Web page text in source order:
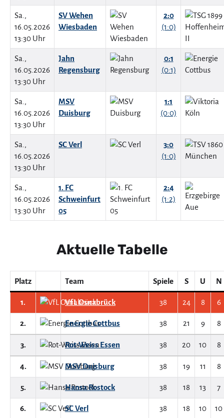
Sa.,
16.05.2026
13:30 Uhr
SV Wehen
Wiesbaden
2:0
(1:0)
Sa.,
16.05.2026
13:30 Uhr
Jahn
Regensburg
0:1
(0:1)
Sa.,
16.05.2026
13:30 Uhr
MSV
Duisburg
1:1
(0:0)
Sa.,
16.05.2026
13:30 Uhr
SC Verl
3:0
(1:0)
Sa.,
16.05.2026
13:30 Uhr
1. FC
Schweinfurt
05
2:4
(1:2)
Aktuelle Tabelle
Platz Team Spiele S U N
1. VfL Osnabrück 38 24 8 6
2. Energie Cottbus 38 21 9 8
3. Rot-Weiss Essen 38 20 10 8
4. MSV Duisburg 38 19 11 8
5. Hansa Rostock 38 18 13 7
6. SC Verl 38 18 10 10